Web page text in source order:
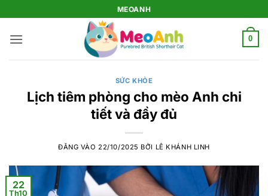
qua
nội
MEOANH
0
SỨC KHỎE
Lịch tiêm phòng cho mèo Anh chi
tiết và đầy đủ
ĐĂNG VÀO 22/10/2025 BỞI LÊ KHÁNH LINH
22
Th10